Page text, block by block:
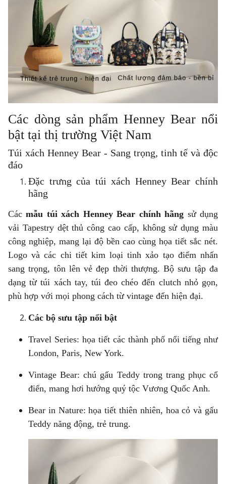
Các dòng sản phẩm Henney Bear nổi
bật tại thị trường Việt Nam
Túi xách Henney Bear - Sang trọng, tinh tế và độc
đáo
Đặc trưng của túi xách Henney Bear chính
hãng
Các mẫu túi xách Henney Bear chính hãng sử dụng
vải Tapestry dệt thủ công cao cấp, không sử dụng màu
công nghiệp, mang lại độ bền cao cùng họa tiết sắc nét.
Logo và các chi tiết kim loại tinh xảo tạo điểm nhấn
sang trọng, tôn lên vẻ đẹp thời thượng. Bộ sưu tập đa
dạng từ túi xách tay, túi đeo chéo đến clutch nhỏ gọn,
phù hợp với mọi phong cách từ vintage đến hiện đại.
Các bộ sưu tập nổi bật
Travel Series: họa tiết các thành phố nổi tiếng như
London, Paris, New York.
Vintage Bear: chú gấu Teddy trong trang phục cổ
điển, mang hơi hướng quý tộc Vương Quốc Anh.
Bear in Nature: họa tiết thiên nhiên, hoa cỏ và gấu
Teddy năng động, trẻ trung.